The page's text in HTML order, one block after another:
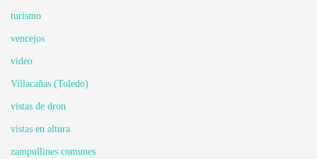
turismo
vencejos
video
Villacañas (Toledo)
vistas de dron
vistas en altura
zampullines comunes